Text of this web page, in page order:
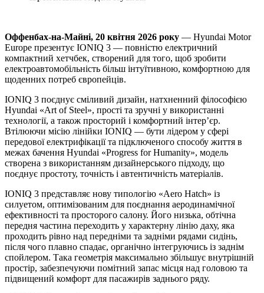
Оффенбах-на-Майні, 20 квітня 2026 року — Hyundai Motor
Europe презентує IONIQ 3 — повністю електричний
компактний хетчбек, створений для того, щоб зробити
електроавтомобільність більш інтуїтивною, комфортною для
щоденних потреб європейців.
IONIQ 3 поєднує сміливий дизайн, натхненний філософією
Hyundai «Art of Steel», прості та зручні у використанні
технології, а також просторий і комфортний інтер’єр.
Втілюючи місію лінійки IONIQ — бути лідером у сфері
передової електрифікації та підключеного способу життя в
межах бачення Hyundai «Progress for Humanity», модель
створена з використанням дизайнерського підходу, що
поєднує простоту, точність і автентичність матеріалів.
IONIQ 3 представляє нову типологію «Aero Hatch» із
силуетом, оптимізованим для поєднання аеродинамічної
ефективності та просторого салону. Його низька, обтічна
передня частина переходить у характерну лінію даху, яка
проходить рівно над передніми та задніми рядами сидінь,
після чого плавно спадає, органічно інтегруючись із заднім
спойлером. Така геометрія максимально збільшує внутрішній
простір, забезпечуючи помітний запас місця над головою та
підвищений комфорт для пасажирів заднього ряду.